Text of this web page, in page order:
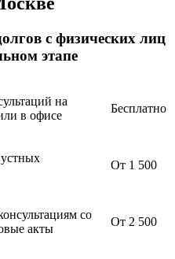
с физических лиц
этапе
на
в офисе
Бесплатно
От 1 500
со
акты
От 2 500